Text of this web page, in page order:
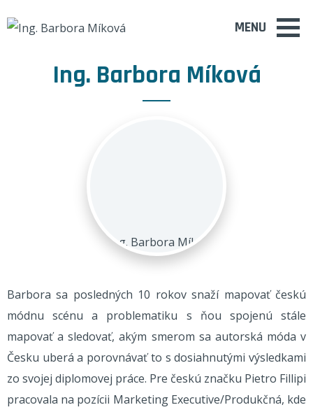
MENU
Ing. Barbora Míková
Barbora sa posledných 10 rokov snaží mapovať českú
módnu scénu a problematiku s ňou spojenú stále
mapovať a sledovať, akým smerom sa autorská móda v
Česku uberá a porovnávať to s dosiahnutými výsledkami
zo svojej diplomovej práce. Pre českú značku Pietro Fillipi
pracovala na pozícii Marketing Executive/Produkčná, kde